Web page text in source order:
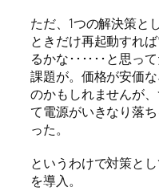
ただ、1つの解決策と
ときだけ再起動すれ
るかな･･････と思っ
課題が。価格が安価
のかもしれませんが
て電源がいきなり落
った。
というわけで対策と
を導入。